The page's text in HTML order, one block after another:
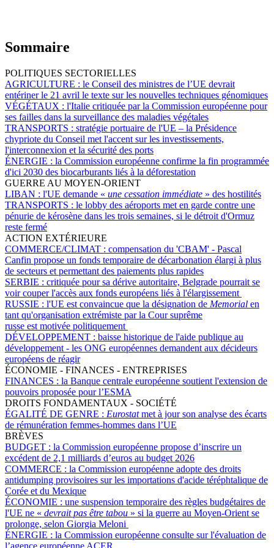
Sommaire
POLITIQUES SECTORIELLES
AGRICULTURE : le Conseil des ministres de l’UE devrait
entériner le 21 avril le texte sur les nouvelles techniques génomiques
VÉGÉTAUX : l'Italie critiquée par la Commission européenne pour
ses failles dans la surveillance des maladies végétales
TRANSPORTS : stratégie portuaire de l'UE – la Présidence
chypriote du Conseil met l'accent sur les investissements,
l'interconnexion et la sécurité des ports
ÉNERGIE : la Commission européenne confirme la fin programmée
d'ici 2030 des biocarburants liés à la déforestation
GUERRE AU MOYEN-ORIENT
LIBAN : l'UE demande « une cessation immédiate » des hostilités
TRANSPORTS : le lobby des aéroports met en garde contre une
pénurie de kérosène dans les trois semaines, si le détroit d'Ormuz
reste fermé
ACTION EXTÉRIEURE
COMMERCE/CLIMAT : compensation du 'CBAM' - Pascal
Canfin propose un fonds temporaire de décarbonation élargi à plus
de secteurs et permettant des paiements plus rapides
SERBIE : critiquée pour sa dérive autoritaire, Belgrade pourrait se
voir couper l'accès aux fonds européens liés à l'élargissement
RUSSIE : l'UE est convaincue que la désignation de Memorial en
tant qu'organisation extrémiste par la Cour suprême
russe est motivée politiquement
DÉVELOPPEMENT : baisse historique de l'aide publique au
développement - les ONG européennes demandent aux décideurs
européens de réagir
ÉCONOMIE - FINANCES - ENTREPRISES
FINANCES : la Banque centrale européenne soutient l'extension de
pouvoirs proposée pour l’ESMA
DROITS FONDAMENTAUX - SOCIÉTÉ
ÉGALITÉ DE GENRE : Eurostatmet à jour son analyse des écarts
de rémunération femmes-hommes dans l’UE
BRÈVES
BUDGET : la Commission européenne propose d’inscrire un
excédent de 2,1 milliards d’euros au budget 2026
COMMERCE : la Commission européenne adopte des droits
antidumping provisoires sur les importations d'acide téréphtalique de
Corée et du Mexique
ÉCONOMIE : une suspension temporaire des règles budgétaires de
l'UE ne « devrait pas être tabou » si la guerre au Moyen-Orient se
prolonge, selon Giorgia Meloni
ÉNERGIE : la Commission européenne consulte sur l'évaluation de
l’agence européenne ACER